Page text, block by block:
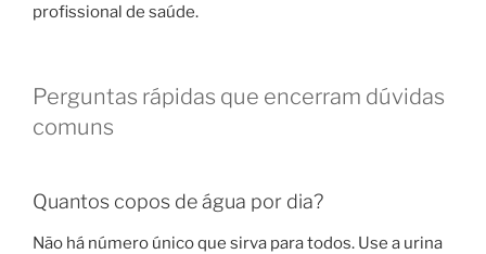
profissional de saúde.
Perguntas rápidas que encerram dúvidas
comuns
Quantos copos de água por dia?
Não há número único que sirva para todos. Use a urina